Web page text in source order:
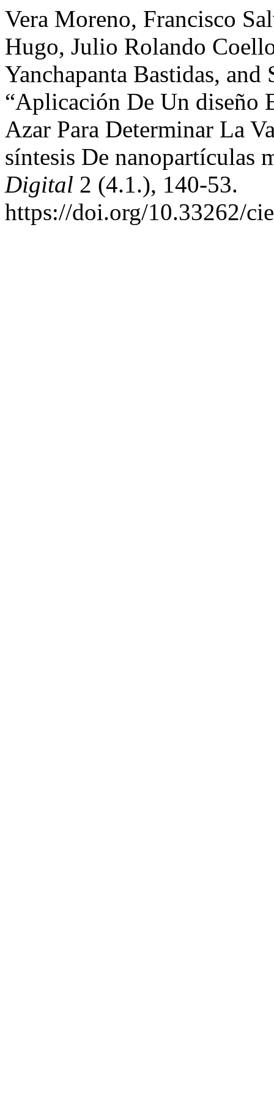
Vera Moreno, Francisco
Hugo, Julio Rolando
Yanchapanta Bastidas,
“Aplicación De Un diseño
Azar Para Determinar La
síntesis De nanopartículas
Digital 2 (4.1.), 140-53.
https://doi.org/10.33262/